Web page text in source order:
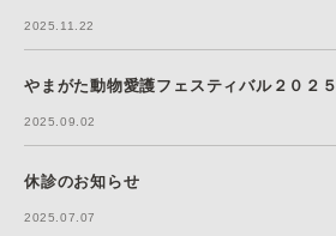
2025.11.22
やまがた動物愛護フェスティバル２０２５
2025.09.02
休診のお知らせ
2025.07.07